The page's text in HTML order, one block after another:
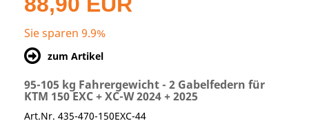
Sie sparen 9.9%
zum Artikel
95-105 kg Fahrergewicht - 2 Gabelfedern für
KTM 150 EXC + XC-W 2024 + 2025
Art.Nr. 435-470-150EXC-44